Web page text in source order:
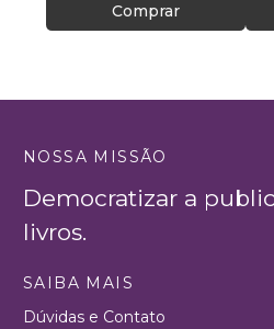
Comprar
NOSSA MISSÃO
Democratizar a
livros.
SAIBA MAIS
Dúvidas e Contato